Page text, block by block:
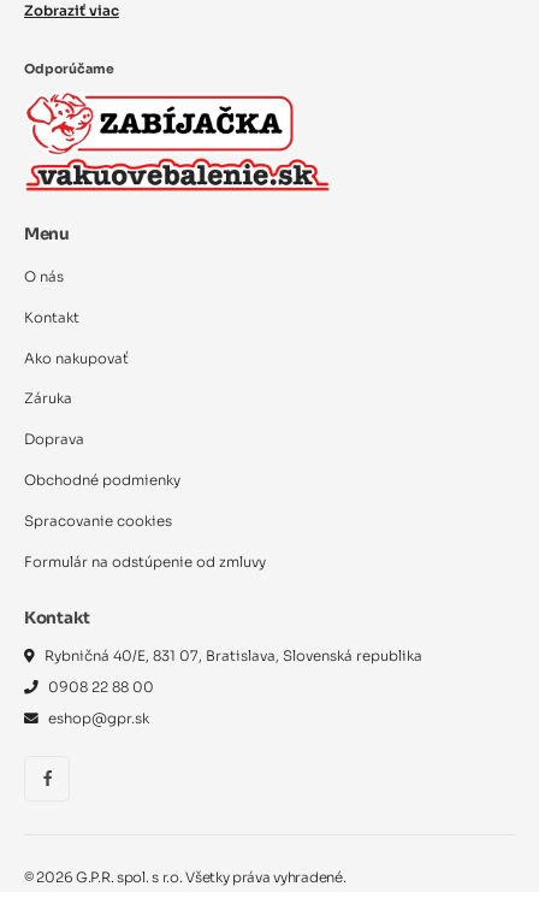
Zobraziť viac
Odporúčame
Menu
O nás
Kontakt
Ako nakupovať
Záruka
Doprava
Obchodné podmienky
Spracovanie cookies
Formulár na odstúpenie od zmluvy
Kontakt
Rybničná 40/E, 831 07, Bratislava, Slovenská republika
0908 22 88 00
eshop@gpr.sk
© 2026 G.P.R. spol. s r.o. Všetky práva vyhradené.